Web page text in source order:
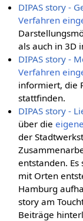
DIPAS story -
Verfahren
als auch in 3D
DIPAS story -
Verfahren
informiert, die
stattfinden.
DIPAS story -
über die
der
entstanden.
mit Orten
Hamburg
story am
Beiträge